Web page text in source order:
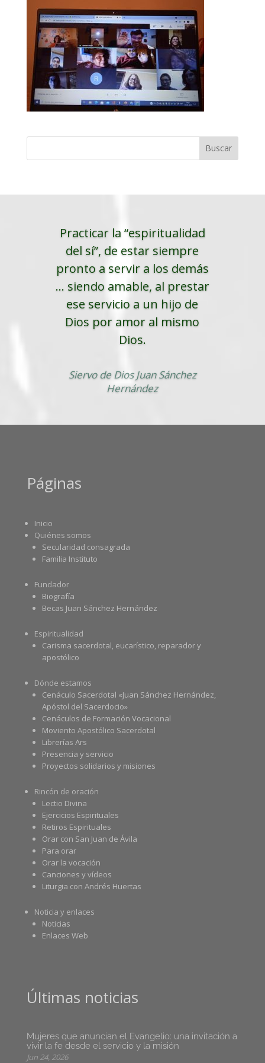
Practicar la “espiritualidad
del sí”, de estar siempre
pronto a servir a los demás
... siendo amable, al prestar
ese servicio a un hijo de
Dios por amor al mismo
Dios.
Siervo de Dios Juan Sánchez
Hernández
Páginas
Inicio
Quiénes somos
Secularidad consagrada
Familia Instituto
Fundador
Biografía
Becas Juan Sánchez Hernández
Espiritualidad
Carisma sacerdotal, eucarístico, reparador y
apostólico
Dónde estamos
Cenáculo Sacerdotal «Juan Sánchez Hernández,
Apóstol del Sacerdocio»
Cenáculos de Formación Vocacional
Moviento Apostólico Sacerdotal
Librerías Ars
Presencia y servicio
Proyectos solidarios y misiones
Rincón de oración
Lectio Divina
Ejercicios Espirituales
Retiros Espirituales
Orar con San Juan de Ávila
Para orar
Orar la vocación
Canciones y vídeos
Liturgia con Andrés Huertas
Noticia y enlaces
Noticias
Enlaces Web
Últimas noticias
Mujeres que anuncian el Evangelio: una invitación a
vivir la fe desde el servicio y la misión
Jun 24, 2026